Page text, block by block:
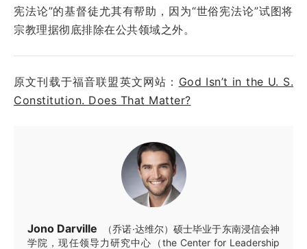
宪法论”的基督徒尤其有帮助，因为“世俗宪法论”试图将
宗教理据彻底排除在公共领域之外。
原文刊载于福音联盟英文网站： God Isn’t in the U. S.
Constitution. Does That Matter?
Jono Darville
（乔诺·达维尔）硕士毕业于东南浸信会神
学院，现任领导力研究中心（the Center for Leadership